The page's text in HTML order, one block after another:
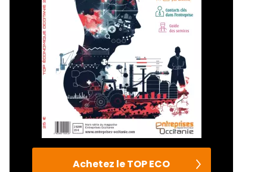
Achetez le TOP ECO